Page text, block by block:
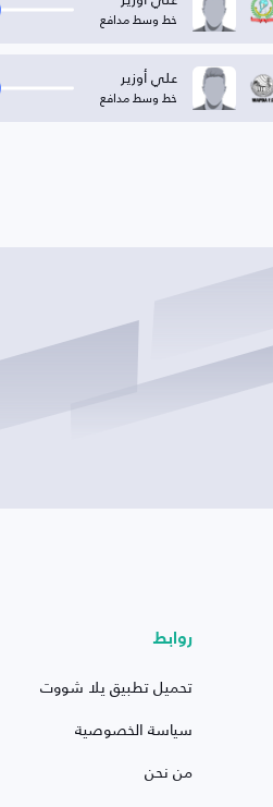
خط وسط مدافع
علي أوزير
خط وسط مدافع
روابط
تحميل تطبيق يلا شووت
سياسة الخصوصية
من نحن